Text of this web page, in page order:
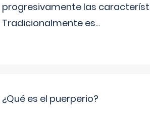
progresivamente las
Tradicionalmente es...
¿Qué es el puerperio?